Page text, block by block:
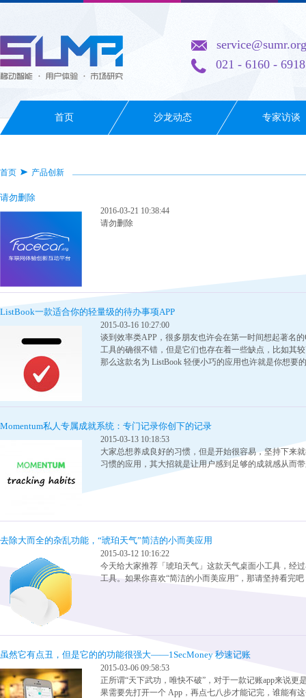
service@sumr.org
021 - 6160 - 6918
首页 沙龙动态 专家访谈
首页 产品创新
请勿删除
2016-03-21 10:38:44
请勿删除
ListBook一款适合你的轻量级的待办事项APP
2015-03-16 10:27:00
谈到效率类APP，很多朋友也许会在第一时间想起著名
工具的确很不错，但是它们也存在着一些缺点，比如其
那么这款名为 ListBook 轻便小巧的应用也许就是你想要
Momentum私人专属成就系统：专门记录你创下的记录
2015-03-13 10:18:53
大家总想养成良好的习惯，但是开始很容易，坚持下来
习惯的应用，其大招就是让用户感到足够的成就感从而
去除大而全的杂乱功能，“琥珀天气”简洁的小而美应用
2015-03-12 10:16:22
今天给大家推荐「琥珀天气」这款天气桌面小工具，经
工具。如果你喜欢“简洁的小而美应用”，那请坚持看完
虽然它有点丑，但是它的的功能很强大——1SecMoney 秒速记账
2015-03-06 09:58:53
正所谓“天下武功，唯快不破”，对于一款记账app来说
果需要先打开一个 App，再点七八步才能记完，谁能有